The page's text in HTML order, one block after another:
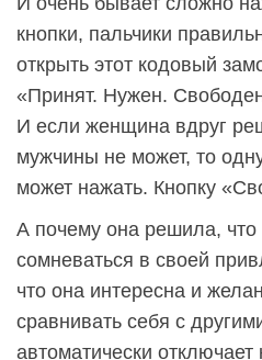
кнопки, пальчики
открыть этот кодовый
«Принят. Нужен.
И если женщина вдруг
мужчины не может, то
может нажать. Кнопку
А почему она решила,
сомневаться в своей
что она интересна и
сравнивать себя с
автоматически